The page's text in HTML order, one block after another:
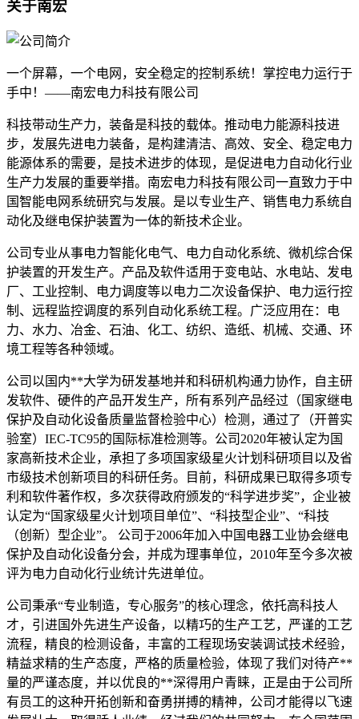
关于南宏
一个屏幕，一个电网，安全稳定的控制系统！掌控电力运行于
手中！——南宏电力科技有限公司
科技带动生产力，装备是科技的载体。推动电力能源科技进
步，发展先进电力装备，是构建清洁、高效、安全、稳定电力
能源体系的需要，是技术进步的体现，是促进电力自动化行业
生产力发展的重要举措。南宏电力科技有限公司一直致力于中
国智能电网系统研究与发展。是以专业生产、销售电力系统自
动化及继电保护装置为一体的新技术企业。
公司专业从事电力智能化电气、电力自动化系统、微机综合保
护装置的开发生产。产品及软件适用于变电站、水电站、发电
厂、工业控制、电力调度等以电力二次设备保护、电力运行控
制、远程监控调度的系列自动化系统工程。广泛应用在：电
力、水力、冶金、石油、化工、纺织、造纸、机械、交通、环
境工程等各种领域。
公司以国内**大学为研发基地并和科研机构通力协作，自主研
发软件、硬件的产品开发生产，所有系列产品经过（国家继电
保护及自动化设备质量监督检验中心）检测，通过了（开普实
验室）IEC-TC95的国际标准检测等。公司2020年被认定为国
家高新技术企业，承担了多项国家级星火计划科研项目以及省
市级技术创新项目的科研任务。目前，科研成果已取得多项专
利和软件著作权，多次获得政府颁发的“科学进步奖”，企业被
认定为“国家级星火计划项目单位”、“科技型企业”、“科技
（创新）型企业”。 公司于2006年加入中国电器工业协会继电
保护及自动化设备分会，并成为理事单位，2010年至今多次被
评为电力自动化行业统计先进单位。
公司秉承“专业制造，专心服务”的核心理念，依托高科技人
才，引进国外先进生产设备，以精巧的生产工艺，严谨的工艺
流程，精良的检测设备，丰富的工程现场安装调试技术经验，
精益求精的生产态度，严格的质量检验，体现了我们对待产**
量的严谨态度，并以优良的**深得用户青睐，正是由于公司所
有员工的这种开拓创新和奋勇拼搏的精神，公司才能得以飞速